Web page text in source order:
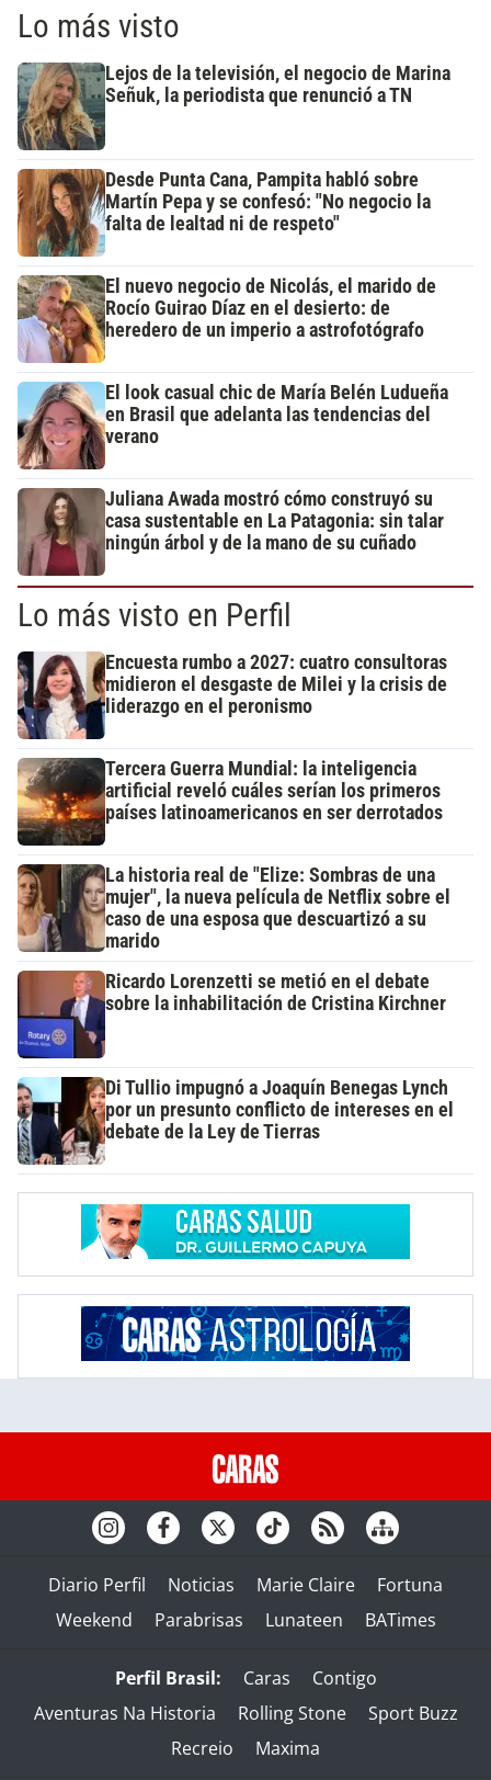
Lo más visto
Lejos de la televisión, el negocio de Marina
Señuk, la periodista que renunció a TN
Desde Punta Cana, Pampita habló sobre
Martín Pepa y se confesó: "No negocio la
falta de lealtad ni de respeto"
El nuevo negocio de Nicolás, el marido de
Rocío Guirao Díaz en el desierto: de
heredero de un imperio a astrofotógrafo
El look casual chic de María Belén Ludueña
en Brasil que adelanta las tendencias del
verano
Juliana Awada mostró cómo construyó su
casa sustentable en La Patagonia: sin talar
ningún árbol y de la mano de su cuñado
Lo más visto en Perfil
Encuesta rumbo a 2027: cuatro consultoras
midieron el desgaste de Milei y la crisis de
liderazgo en el peronismo
Tercera Guerra Mundial: la inteligencia
artificial reveló cuáles serían los primeros
países latinoamericanos en ser derrotados
La historia real de "Elize: Sombras de una
mujer", la nueva película de Netflix sobre el
caso de una esposa que descuartizó a su
marido
Ricardo Lorenzetti se metió en el debate
sobre la inhabilitación de Cristina Kirchner
Di Tullio impugnó a Joaquín Benegas Lynch
por un presunto conflicto de intereses en el
debate de la Ley de Tierras
Diario Perfil Noticias Marie Claire
Fortuna
Weekend
Parabrisas Lunateen BATimes
Perfil Brasil: Caras
Contigo
Aventuras Na Historia
Rolling Stone
Sport Buzz
Recreio
Maxima